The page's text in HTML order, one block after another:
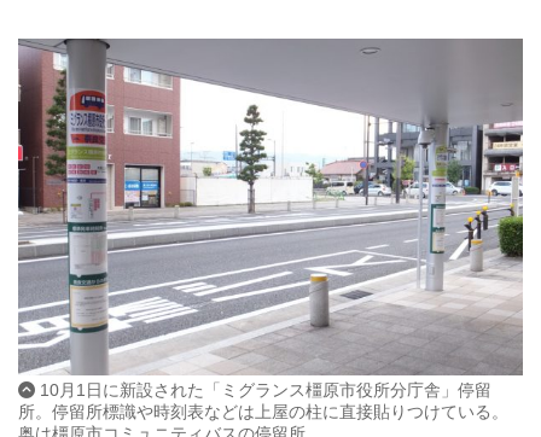
10月1日に新設された「ミグランス橿原市役所分庁舎」停留
所。停留所標識や時刻表などは上屋の柱に直接貼りつけている。
奥は橿原市コミュニティバスの停留所。